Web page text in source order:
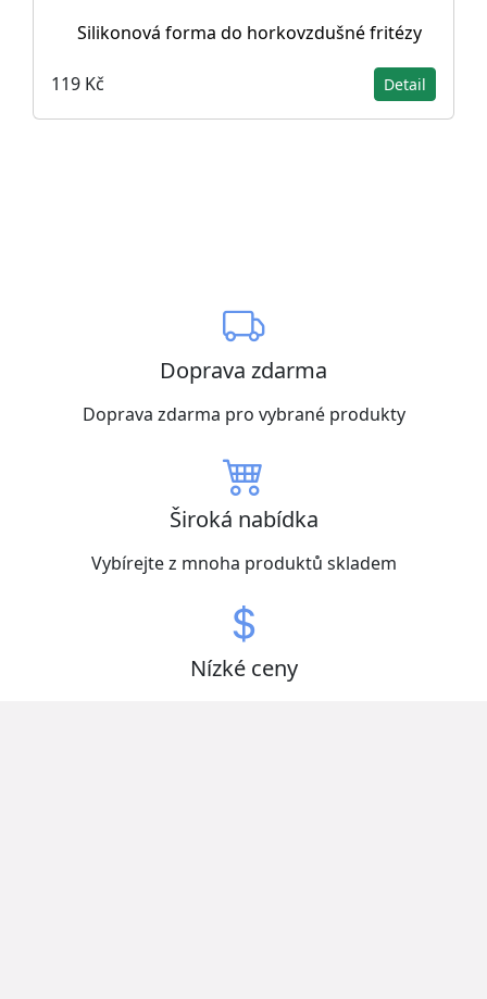
Silikonová forma do horkovzdušné fritézy
119 Kč Detail
Doprava zdarma
Doprava zdarma pro vybrané produkty
Široká nabídka
Vybírejte z mnoha produktů skladem
Nízké ceny